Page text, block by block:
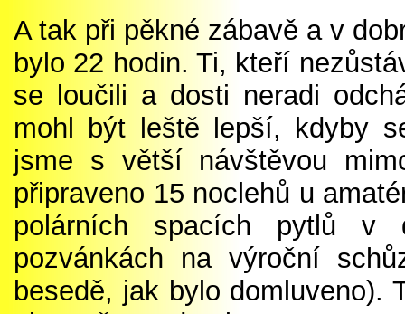
A tak při pěkné zábavě a v
bylo 22 hodin. Ti, kteří
se loučili a dosti neradi
mohl být leště lepší, kdyby
jsme s větší návštěvou
připraveno 15 noclehů u
polárních spacích pytlů v
pozvánkách na výroční
besedě, jak bylo domluveno).